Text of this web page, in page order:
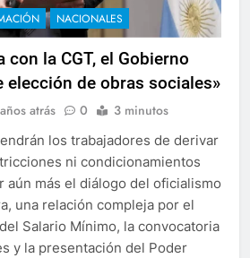
NACIONALES
con la CGT, el Gobierno
elección de obras sociales»
atrás 0 3 minutos
los trabajadores de derivar
ni condicionamientos
aún más el diálogo del oficialismo
una relación compleja por el
Salario Mínimo, la convocatoria
y la presentación del Poder